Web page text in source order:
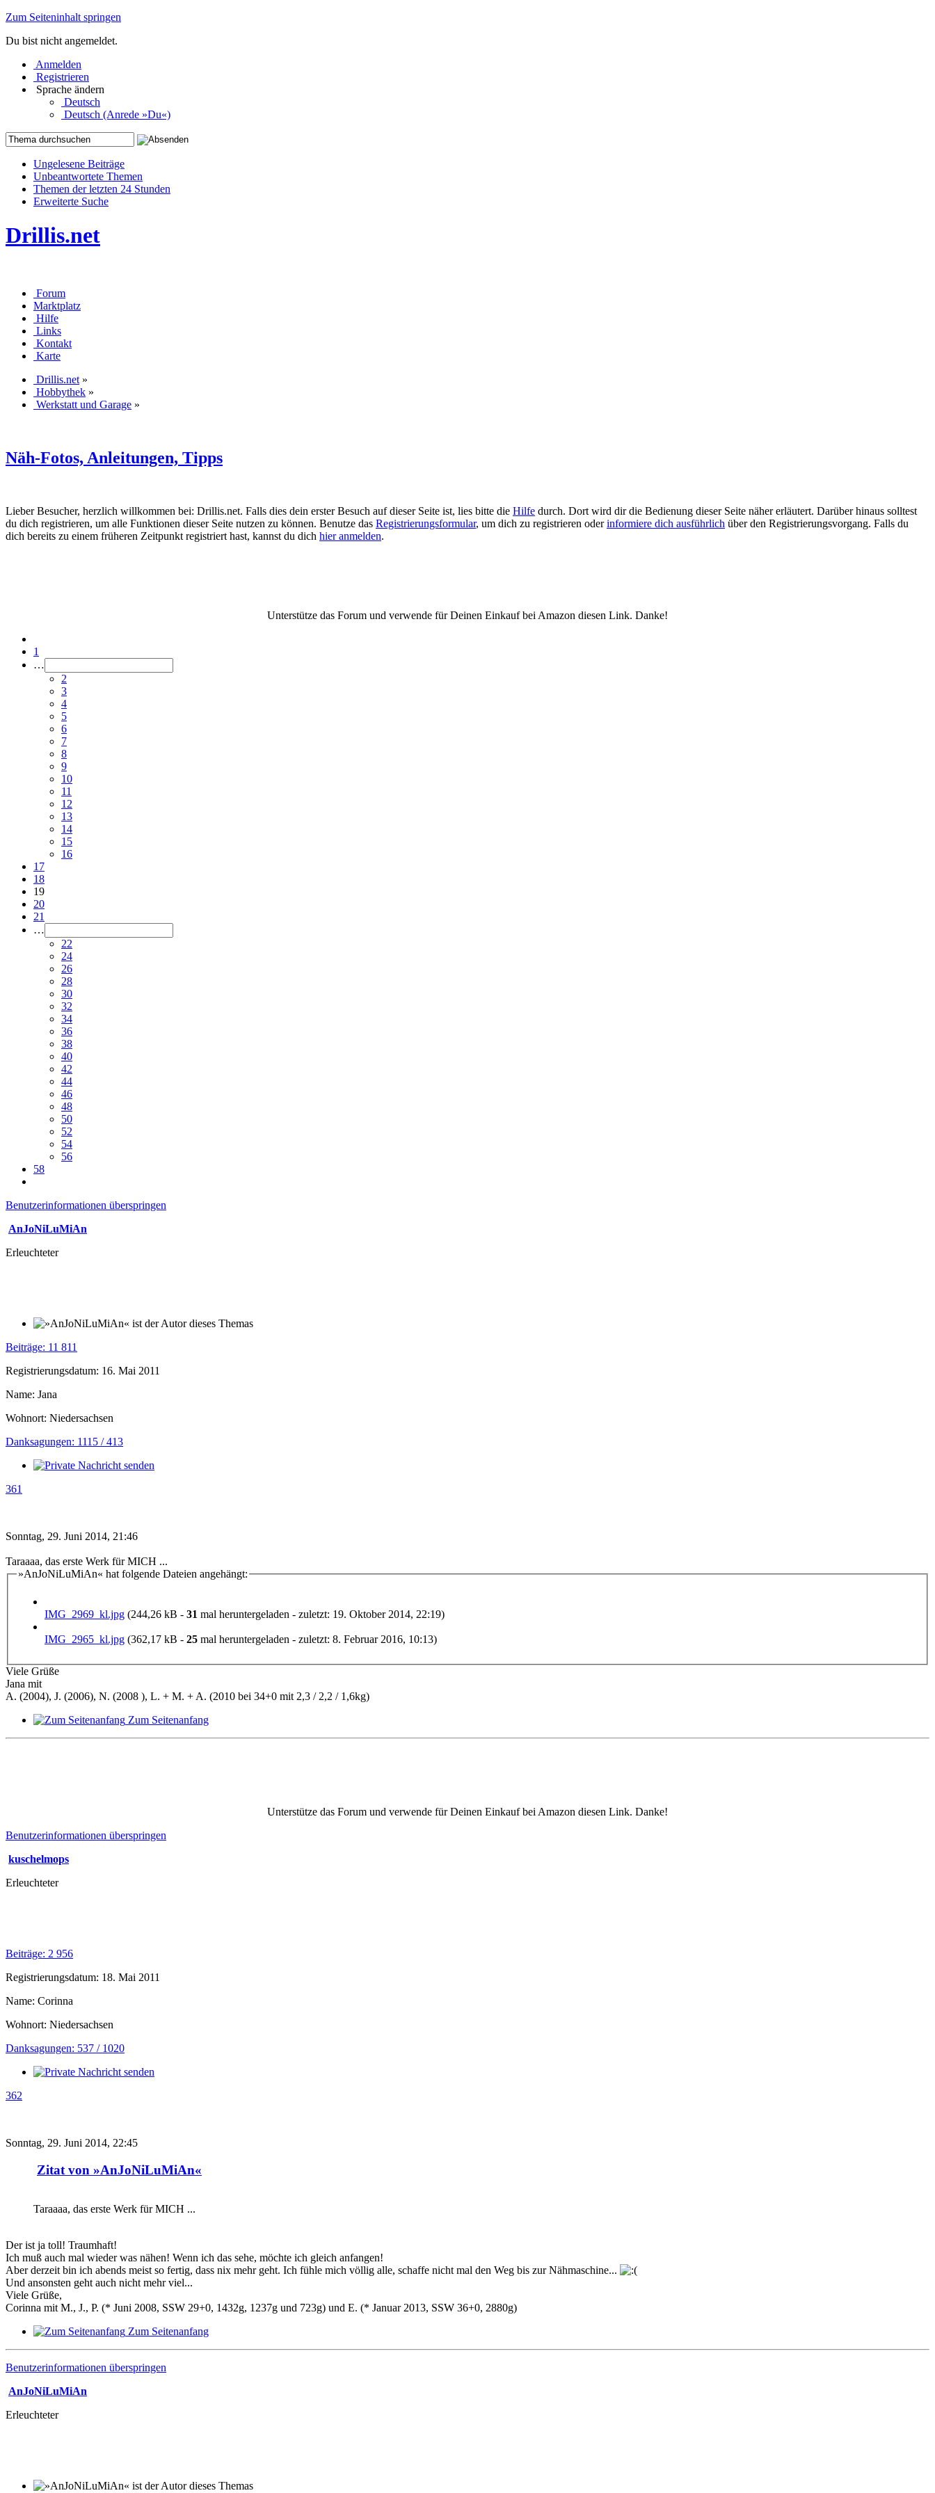
Zum Seiteninhalt springen
Du bist nicht angemeldet.
Anmelden
Registrieren
Sprache ändern
Deutsch
Deutsch (Anrede »Du«)
Ungelesene Beiträge
Unbeantwortete Themen
Themen der letzten 24 Stunden
Erweiterte Suche
Drillis.net
Forum
Marktplatz
Hilfe
Links
Kontakt
Karte
Drillis.net »
Hobbythek »
Werkstatt und Garage »
Näh-Fotos, Anleitungen, Tipps
Lieber Besucher, herzlich willkommen bei: Drillis.net. Falls dies dein erster Besuch auf dieser Seite ist, lies bitte die Hilfe durch. Dort wird dir die Bedienung dieser Seite näher erläutert. Darüber hinaus solltest
du dich registrieren, um alle Funktionen dieser Seite nutzen zu können. Benutze das Registrierungsformular, um dich zu registrieren oderinformiere dich ausführlich über den Registrierungsvorgang. Falls du
dich bereits zu einem früheren Zeitpunkt registriert hast, kannst du dich hier anmelden.
Unterstütze das Forum und verwende für Deinen Einkauf bei Amazon diesen Link. Danke!
1
…
2
3
4
5
6
7
8
9
10
11
12
13
14
15
16
17
18
19
20
21
…
22
24
26
28
30
32
34
36
38
40
42
44
46
48
50
52
54
56
58
Benutzerinformationen überspringen
AnJoNiLuMiAn
Erleuchteter
Beiträge: 11 811
Registrierungsdatum: 16. Mai 2011
Name: Jana
Wohnort: Niedersachsen
Danksagungen: 1115 / 413
361
Sonntag, 29. Juni 2014, 21:46
Taraaaa, das erste Werk für MICH ...
»AnJoNiLuMiAn« hat folgende Dateien angehängt:
IMG_2969_kl.jpg (244,26 kB - 31 mal heruntergeladen - zuletzt: 19. Oktober 2014, 22:19)
IMG_2965_kl.jpg (362,17 kB - 25 mal heruntergeladen - zuletzt: 8. Februar 2016, 10:13)
Viele Grüße
Jana mit
A. (2004), J. (2006), N. (2008 ), L. + M. + A. (2010 bei 34+0 mit 2,3 / 2,2 / 1,6kg)
Zum Seitenanfang
Unterstütze das Forum und verwende für Deinen Einkauf bei Amazon diesen Link. Danke!
Benutzerinformationen überspringen
kuschelmops
Erleuchteter
Beiträge: 2 956
Registrierungsdatum: 18. Mai 2011
Name: Corinna
Wohnort: Niedersachsen
Danksagungen: 537 / 1020
362
Sonntag, 29. Juni 2014, 22:45
Zitat von »AnJoNiLuMiAn«
Taraaaa, das erste Werk für MICH ...
Der ist ja toll! Traumhaft!
Ich muß auch mal wieder was nähen! Wenn ich das sehe, möchte ich gleich anfangen!
Aber derzeit bin ich abends meist so fertig, dass nix mehr geht. Ich fühle mich völlig alle, schaffe nicht mal den Weg bis zur Nähmaschine...
Und ansonsten geht auch nicht mehr viel...
Viele Grüße,
Corinna mit M., J., P. (* Juni 2008, SSW 29+0, 1432g, 1237g und 723g) und E. (* Januar 2013, SSW 36+0, 2880g)
Zum Seitenanfang
Benutzerinformationen überspringen
AnJoNiLuMiAn
Erleuchteter